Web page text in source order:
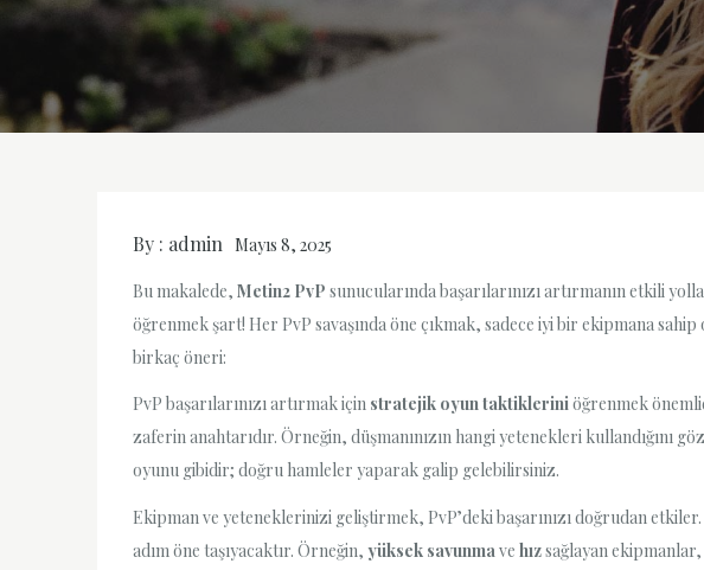
By : admin Mayıs 8, 2025
Bu makalede, Metin2 PvP sunucularında başarılarınızı artırmanın etkili
öğrenmek şart! Her PvP savaşında öne çıkmak, sadece iyi bir ekipmana
birkaç öneri:
PvP başarılarınızı artırmak için stratejik oyun taktikleriniöğrenmek
zaferin anahtarıdır. Örneğin, düşmanınızın hangi yetenekleri kullandığını
oyunu gibidir; doğru hamleler yaparak galip gelebilirsiniz.
Ekipman ve yeteneklerinizi geliştirmek, PvP’deki başarınızı doğrudan
adım öne taşıyacaktır. Örneğin, yüksek savunma ve hızsağlayan